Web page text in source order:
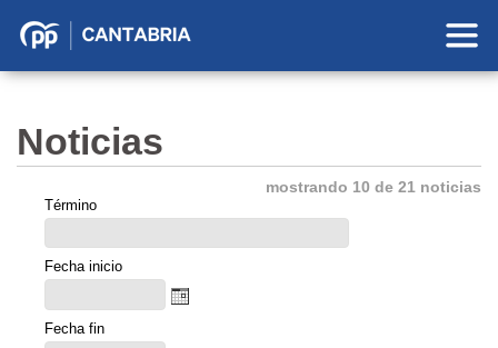
Partido
Cantabria
Noticias
mostrando 10 de 21 noticias
Término
Fecha inicio
Fecha fin